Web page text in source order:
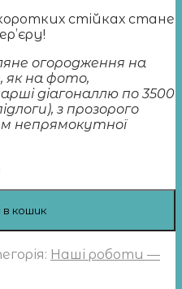
стійках стане
огородження на
як на фото,
діагоналлю по 3500
з прозорого
непрямокутної
кошик
Наші роботи —